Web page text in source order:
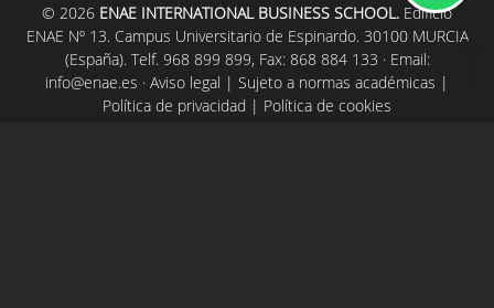
© 2026 ENAE INTERNATIONAL BUSINESS SCHOOL. Edificio
ENAE Nº 13. Campus Universitario de Espinardo. 30100 MURCIA
(España). Telf. 968 899 899, Fax: 868 884 133 · Email:
info@enae.es · Aviso legal | Sujeto a normas académicas |
Política de privacidad | Política de cookies